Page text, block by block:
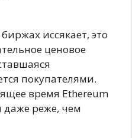
иссякает, это
ценовое
покупателями.
время Ethereum
даже реже, чем